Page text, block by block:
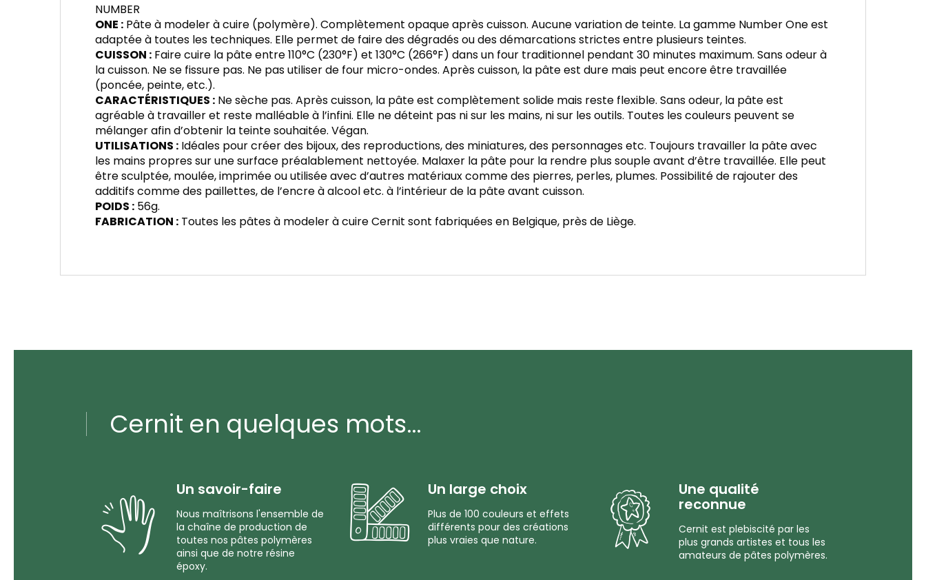
NUMBER
ONE : Pâte à modeler à cuire (polymère). Complètement opaque après cuisson. Aucune variation de teinte. La gamme Number One est
adaptée à toutes les techniques. Elle permet de faire des dégradés ou des démarcations strictes entre plusieurs teintes.
CUISSON : Faire cuire la pâte entre 110°C (230°F) et 130°C (266°F) dans un four traditionnel pendant 30 minutes maximum. Sans odeur à
la cuisson. Ne se fissure pas. Ne pas utiliser de four micro-ondes. Après cuisson, la pâte est dure mais peut encore être travaillée
(poncée, peinte, etc.).
CARACTÉRISTIQUES : Ne sèche pas. Après cuisson, la pâte est complètement solide mais reste flexible. Sans odeur, la pâte est
agréable à travailler et reste malléable à l’infini. Elle ne déteint pas ni sur les mains, ni sur les outils. Toutes les couleurs peuvent se
mélanger afin d’obtenir la teinte souhaitée. Végan.
UTILISATIONS : Idéales pour créer des bijoux, des reproductions, des miniatures, des personnages etc. Toujours travailler la pâte avec
les mains propres sur une surface préalablement nettoyée. Malaxer la pâte pour la rendre plus souple avant d’être travaillée. Elle peut
être sculptée, moulée, imprimée ou utilisée avec d’autres matériaux comme des pierres, perles, plumes. Possibilité de rajouter des
additifs comme des paillettes, de l’encre à alcool etc. à l’intérieur de la pâte avant cuisson.
POIDS : 56g.
FABRICATION : Toutes les pâtes à modeler à cuire Cernit sont fabriquées en Belgique, près de Liège.
Cernit en quelques mots…
Un savoir-faire
Nous maîtrisons l'ensemble de
la chaîne de production de
toutes nos pâtes polymères
ainsi que de notre résine
époxy.
Un large choix
Plus de 100 couleurs et effets
différents pour des créations
plus vraies que nature.
Une qualité
reconnue
Cernit est plebiscité par les
plus grands artistes et tous les
amateurs de pâtes polymères.